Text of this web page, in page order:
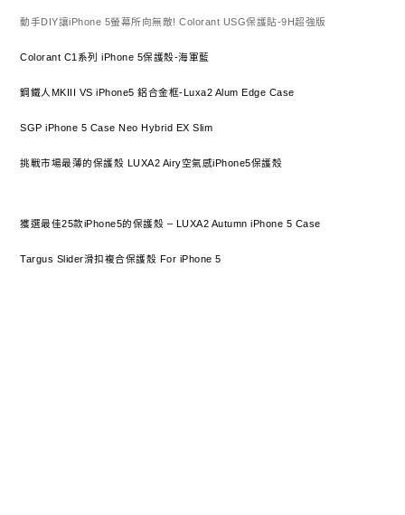
動手DIY讓iPhone 5螢幕所向無敵! Colorant USG保護貼-9H超強版
Colorant C1系列 iPhone 5保護殼-海軍藍
鋼鐵人MKIII VS iPhone5 鋁合金框-Luxa2 Alum Edge Case
SGP iPhone 5 Case Neo Hybrid EX Slim
挑戰市場最薄的保護殼 LUXA2 Airy空氣感iPhone5保護殼
獲選最佳25款iPhone5的保護殼 – LUXA2 Autumn iPhone 5 Case
Targus Slider滑扣複合保護殼 For iPhone 5